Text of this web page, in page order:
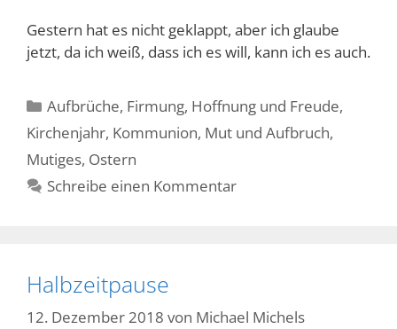
Gestern hat es nicht geklappt, aber ich glaube
jetzt, da ich weiß, dass ich es will, kann ich es auch.
Kategorien
Aufbrüche, Firmung, Hoffnung und Freude,
Kirchenjahr, Kommunion, Mut und Aufbruch,
Mutiges, Ostern
Schreibe einen Kommentar
Halbzeitpause
12. Dezember 2018 von Michael Michels